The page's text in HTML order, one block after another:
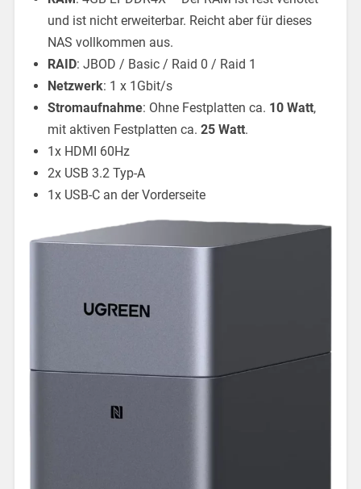
und ist nicht erweiterbar. Reicht aber für dieses
NAS vollkommen aus.
RAID: JBOD / Basic / Raid 0 / Raid 1
Netzwerk: 1 x 1Gbit/s
Stromaufnahme: Ohne Festplatten ca. 10 Watt,
mit aktiven Festplatten ca.25 Watt.
1x HDMI 60Hz
2x USB 3.2 Typ-A
1x USB-C an der Vorderseite